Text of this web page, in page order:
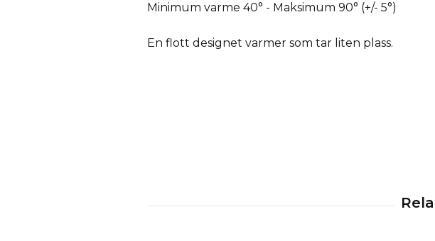
Minimum varme 40° - Maksimum 90° (+/- 5°)
En flott designet varmer som tar liten plass.